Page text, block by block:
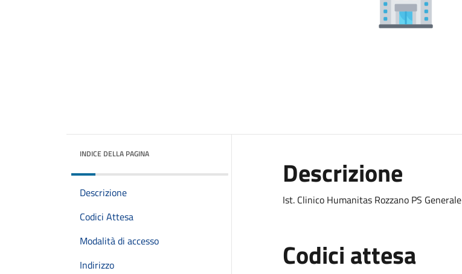
INDICE DELLA PAGINA
Descrizione
Codici Attesa
Modalità di accesso
Indirizzo
Descrizione
Ist. Clinico Humanitas Rozzano PS Generale
Codici attesa